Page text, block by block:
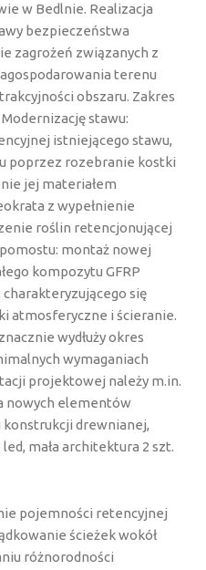
w Bedlnie. Realizacja
bezpieczeństwa
zagrożeń związanych z
terenu
obszaru. Zakres
stawu:
istniejącego stawu,
poprzez rozebranie kostki
jej materiałem
z wypełnienie
roślin retencjonującej
montaż nowej
kompozytu GFRP
się
atmosferyczne i ścieranie.
wydłuży okres
wymaganiach
projektowej należy m.in.
nowych elementów
drewnianej,
mała architektura 2 szt.
pojemności retencyjnej
ścieżek wokół
różnorodności